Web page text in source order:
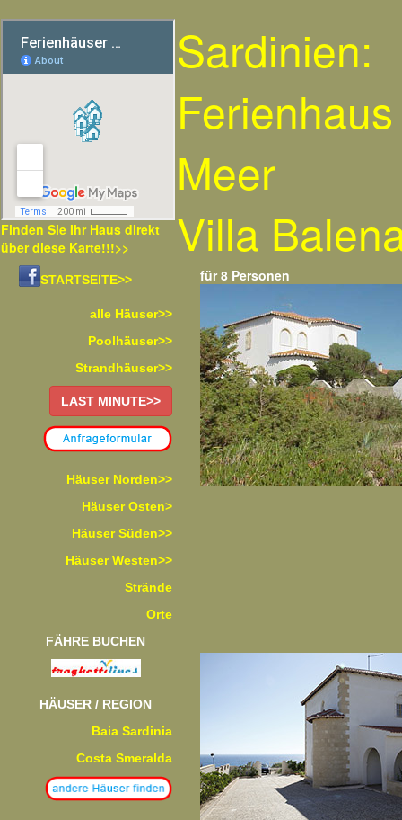
Finden Sie Ihr Haus direkt
über diese Karte!!!>>
Sardinien:
Meer
Villa
STARTSEITE>>
alle Häuser>>
Poolhäuser>>
Strandhäuser>>
LAST MINUTE>>
Häuser Norden>>
Häuser Osten>
Häuser Süden>>
Häuser Westen>>
Strände
Orte
FÄHRE BUCHEN
HÄUSER / REGION
Baia Sardinia
Costa Smeralda
für 8 Personen